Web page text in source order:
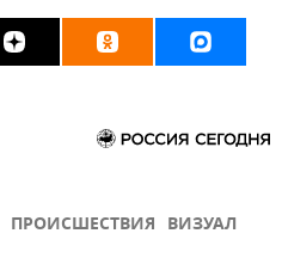
ПРОИСШЕСТВИЯ ВИЗУАЛ